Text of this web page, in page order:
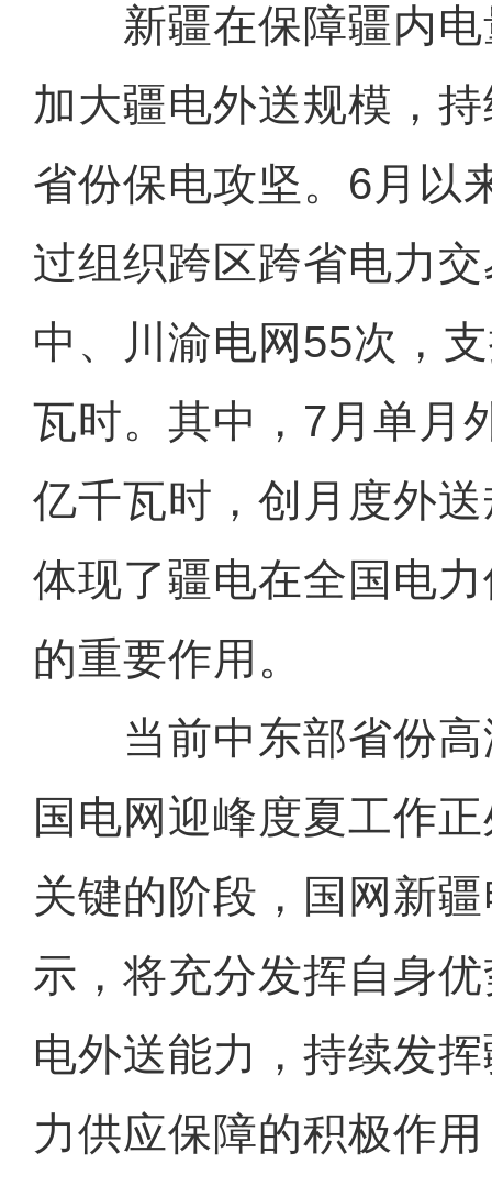
新疆在保障疆内电
加大疆电外送规模，
省份保电攻坚。6月以
过组织跨区跨省电力
中、川渝电网55次，
瓦时。其中，7月单月
亿千瓦时，创月度外
体现了疆电在全国电力
的重要作用。
当前中东部省份高
国电网迎峰度夏工作
关键的阶段，国网新
示，将充分发挥自身
电外送能力，持续发
力供应保障的积极作